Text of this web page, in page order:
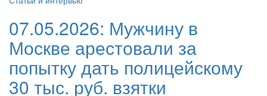
07.05.2026: Мужчину в
Москве арестовали за
попытку дать полицейскому
30 тыс. руб. взятки